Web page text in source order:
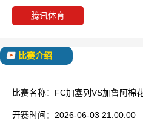
腾讯体育
比赛介绍
比赛名称： FC加塞列VS加鲁阿棉
开赛时间： 2026-06-03 21:00:00